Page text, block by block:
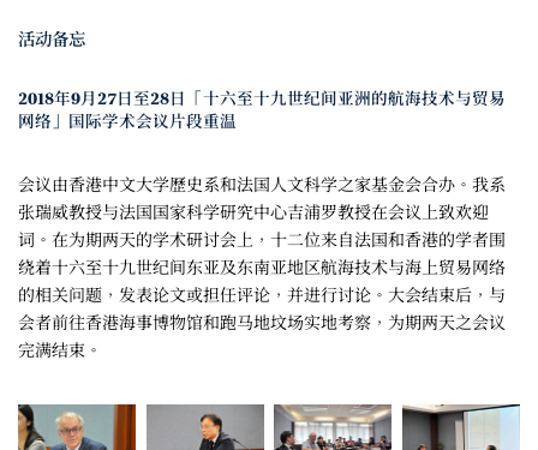
活动备忘
2018年9月27日至28日「十六至十九世纪间亚洲的航海技术与贸易
网络」国际学术会议片段重温
会议由香港中文大学歷史系和法国人文科学之家基金会合办。我系
张瑞威教授与法国国家科学研究中心吉浦罗教授在会议上致欢迎
词。在为期两天的学术研讨会上，十二位来自法国和香港的学者围
绕着十六至十九世纪间东亚及东南亚地区航海技术与海上贸易网络
的相关问题，发表论文或担任评论，并进行讨论。大会结束后，与
会者前往香港海事博物馆和跑马地坟场实地考察，为期两天之会议
完满结束。